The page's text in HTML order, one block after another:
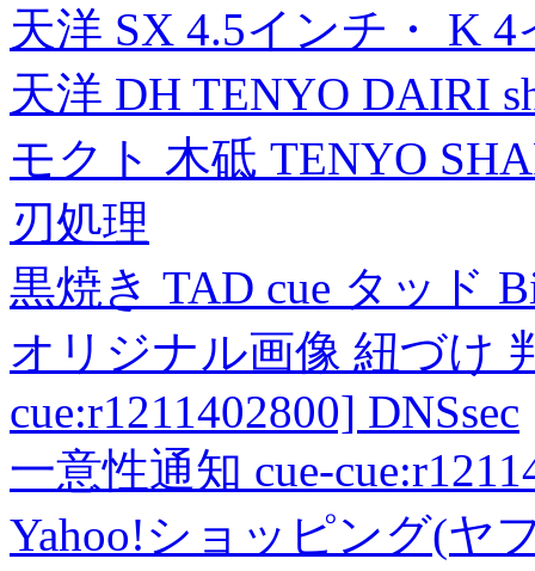
天洋 SX 4.5インチ・ K
天洋 DH TENYO DAIRI
モクト 木砥 TENYO
刃処理
黒焼き TAD cue タッド
オリジナル画像 紐づけ
cue:r1211402800] DNSsec
一意性通知 cue-
Yahoo!ショッピング(ヤ